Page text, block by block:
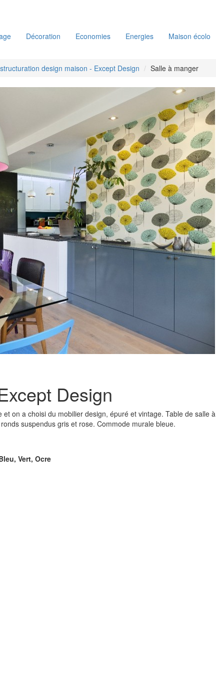
Décoration Economies Energies Maison écolo
design maison - Except Design Salle à manger
Design
on a choisi du mobilier design, épuré et vintage. Table de salle à
suspendus gris et rose. Commode murale bleue.
Vert, Ocre